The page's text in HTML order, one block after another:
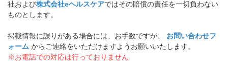
社および株式会社eヘルスケアではその賠償の責任を一切負わない
ものとします。
掲載情報に誤りがある場合には、お手数ですが、
お問い合わせフ
ォーム からご連絡をいただけますようお願いいたします。
※お電話での対応は行っておりません